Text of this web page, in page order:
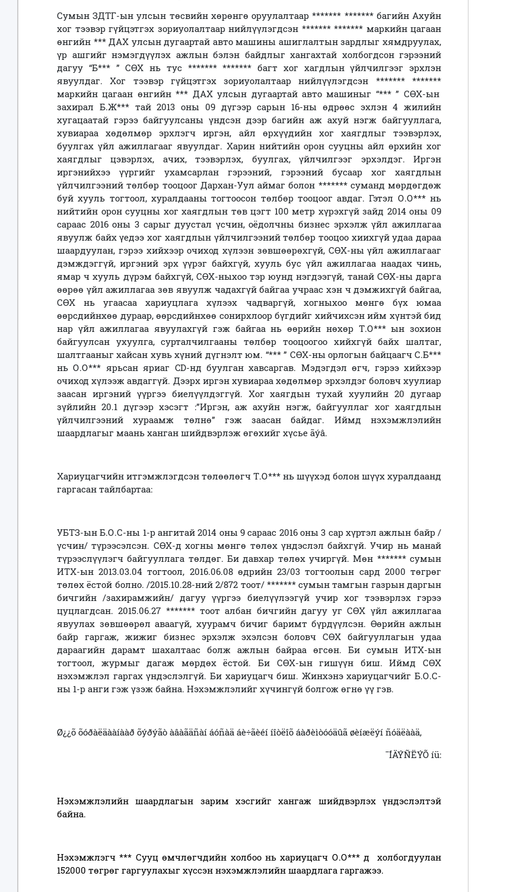
Сумын ЗДТГ-ын улсын төсвийн хөрөнгө оруулалтаар ******* ******* багийн Ахуйн
хог тээвэр гүйцэтгэх зориуолалтаар нийлүүлэгдсэн ******* ******* маркийн цагаан
өнгийн *** ДАХ улсын дугаартай авто машины ашиглалтын зардлыг хямдруулах,
үр ашгийг нэмэгдүүлэх ажлын бэлэн байдлыг хангахтай холбогдсон гэрээний
дагуу “Б*** ” СӨХ нь тус ******* ******* багт хог хагдлын үйлчилгээг эрхлэн
явуулдаг. Хог тээвэр гүйцэтгэх зориуолалтаар нийлүүлэгдсэн ******* *******
маркийн цагаан өнгийн *** ДАХ улсын дугаартай авто машиныг “*** ” СӨХ-ын
захирал Б.Ж*** тай 2013 оны 09 дүгээр сарын 16-ны өдрөөс эхлэн 4 жилийн
хугацаатай гэрээ байгуулсаны үндсэн дээр багийн аж ахуй нэгж байгууллага,
хувиараа хөдөлмөр эрхлэгч иргэн, айл өрхүүдийн хог хаягдлыг тээвэрлэх,
буулгах үйл ажиллагааг явуулдаг. Харин нийтийн орон сууцны айл өрхийн хог
хаягдлыг цэвэрлэх, ачих, тээвэрлэх, буулгах, үйлчилгээг эрхэлдэг. Иргэн
иргэнийхээ үүргийг ухамсарлан гэрээний, гэрээний бусаар хог хаягдлын
үйлчилгээний төлбөр тооцоог Дархан-Уул аймаг болон ******* суманд мөрдөгдөж
буй хууль тогтоол, хуралдааны тогтоосон төлбөр тооцоог авдаг. Гэтэл О.О*** нь
нийтийн орон сууцны хог хаягдлын төв цэгт 100 метр хүрэхгүй зайд 2014 оны 09
сараас 2016 оны 3 сарыг дуустал үсчин, оёдолчны бизнес эрхэлж үйл ажиллагаа
явуулж байх үедээ хог хаягдлын үйлчилгээний төлбөр тооцоо хиихгүй удаа дараа
шаардуулан, гэрээ хийхээр очиход хүлээн зөвшөөрөхгүй, СӨХ-ны үйл ажиллагааг
дэмждэггүй, иргэний эрх үүрэг байхгүй, хууль бус үйл ажиллагаа наадах чинь,
ямар ч хууль дүрэм байхгүй, СӨХ-ныхоо тэр юунд нэгдээгүй, танай СӨХ-ны дарга
өөрөө үйл ажиллагаа зөв явуулж чадахгүй байгаа учраас хэн ч дэмжихгүй байгаа,
СӨХ нь угаасаа хариуцлага хүлээх чадваргүй, хогныхоо мөнгө бүх юмаа
өөрсдийнхөө дураар, өөрсдийнхөө сонирхлоор бүгдийг хийчихсэн ийм хүнтэй бид
нар үйл ажиллагаа явуулахгүй гэж байгаа нь өөрийн нөхөр Т.О*** ын зохион
байгуулсан ухуулга, сурталчилгааны төлбөр тооцоогоо хийхгүй байх шалтаг,
шалтгааныг хайсан хувь хүний дүгнэлт юм. “*** ” СӨХ-ны орлогын байцаагч С.Б***
нь О.О*** ярьсан яриаг CD-нд буулган хавсаргав. Мэдэгдэл өгч, гэрээ хийхээр
очиход хүлээж авдаггүй. Дээрх иргэн хувиараа хөдөлмөр эрхэлдэг боловч хуулиар
заасан иргэний үүргээ биелүүлдэггүй. Хог хаягдын тухай хуулийн 20 дугаар
зүйлийн 20.1 дүгээр хэсэгт :”Иргэн, аж ахуйн нэгж, байгууллаг хог хаягдлын
үйлчилгээний хураамж төлнө” гэж заасан байдаг. Иймд нэхэмжлэлийн
шаардлагыг маань ханган шийдвэрлэж өгөхийг хүсье ãýâ.
Хариуцагчийн итгэмжлэгдсэн төлөөлөгч Т.О*** нь шүүхэд болон шүүх хуралдаанд
гаргасан тайлбартаа:
УБТЗ-ын Б.О.С-ны 1-р ангитай 2014 оны 9 сараас 2016 оны 3 сар хүртэл ажлын байр /
үсчин/ түрээсэлсэн. СӨХ-д хогны мөнгө төлөх үндэслэл байхгүй. Учир нь манай
түрээслүүлэгч байгууллага төлдөг. Би давхар төлөх учиргүй. Мөн ******* сумын
ИТХ-ын 2013.03.04 тогтоол, 2016.06.08 өдрийн 23/03 тогтоолын сард 2000 төгрөг
төлөх ёстой болно. /2015.10.28-ний 2/872 тоот/ ******* сумын тамгын газрын даргын
бичгийн /захирамжийн/ дагуу үүргээ биелүүлээгүй учир хог тээвэрлэх гэрээ
цуцлагдсан. 2015.06.27 ******* тоот албан бичгийн дагуу уг СӨХ үйл ажиллагаа
явуулах зөвшөөрөл аваагүй, хуурамч бичиг баримт бүрдүүлсэн. Өөрийн ажлын
байр гаргаж, жижиг бизнес эрхэлж эхэлсэн боловч СӨХ байгууллагын удаа
дараагийн дарамт шахалтаас болж ажлын байраа өгсөн. Би сумын ИТХ-ын
тогтоол, журмыг дагаж мөрдөх ёстой. Би СӨХ-ын гишүүн биш. Иймд СӨХ
нэхэмжлэл гаргах үндэслэлгүй. Би хариуцагч биш. Жинхэнэ хариуцагчийг Б.О.С-
ны 1-р анги гэж үзэж байна. Нэхэмжлэлийг хүчингүй болгож өгнө үү гэв.
Ø¿¿õ õóðàëäààíààð õýðýãò àâàãäñàí áóñàä áè÷ãèéí íîòëîõ áàðèìòóóäûã øèíæëýí ñóäëààä,
¯ÍÄÝÑËÝÕ íü:
Нэхэмжлэлийн шаардлагын зарим хэсгийгхангаж шийдвэрлэх үндэслэлтэй
байна.
Нэхэмжлэгч *** Сууц өмчлөгчдийн холбоо нь хариуцагч О.О*** д холбогдуулан
152000 төгрөг гаргуулахыг хүссэн нэхэмжлэлийн шаардлага гаргажээ.